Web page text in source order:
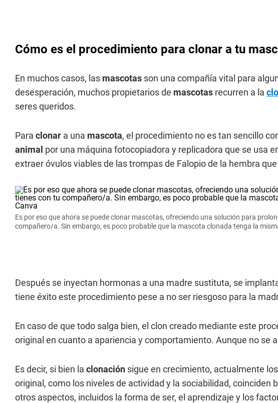
Cómo es el procedimiento para clonar a tu
En muchos casos, las mascotas son una compañía vital para
desesperación, muchos propietarios de mascotas recurren a la
seres queridos.
Para clonar a una mascota, el procedimiento no es tan sencillo
animal por una máquina fotocopiadora y replicadora que se usa
extraer óvulos viables de las trompas de Falopio de la hembra
Es por eso que ahora se puede clonar mascotas, ofreciendo una solución para
compañero/a. Sin embargo, es poco probable que la mascota clonada tenga la
Después se inyectan hormonas a una madre sustituta, se
tiene éxito este procedimiento pese a no ser riesgoso para la
En caso de que todo salga bien, el clon creado mediante este
original en cuanto a apariencia y comportamiento. Aunque no se
Es decir, si bien la clonación sigue en crecimiento, actualmente
original, como los niveles de actividad y la sociabilidad, coinciden
otros aspectos, incluidos la forma de ser, el aprendizaje y los